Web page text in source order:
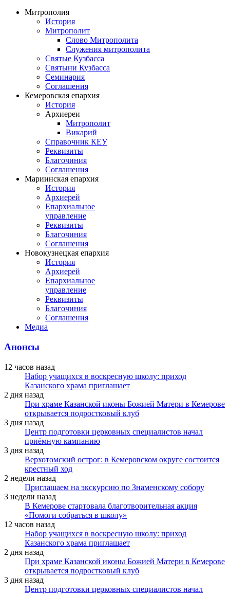
Митрополия
История
Митрополит
Слово Митрополита
Служения митрополита
Святые Кузбасса
Святыни Кузбасса
Семинария
Соглашения
Кемеровская епархия
История
Архиереи
Митрополит
Викарий
Справочник КЕУ
Реквизиты
Благочиния
Соглашения
Мариинская епархия
История
Архиерей
Епархиальное
управление
Реквизиты
Благочиния
Соглашения
Новокузнецкая епархия
История
Архиерей
Епархиальное
управление
Реквизиты
Благочиния
Соглашения
Медиа
Анонсы
12 часов назад
Набор учащихся в воскресную школу: приход
Казанского храма приглашает
2 дня назад
При храме Казанской иконы Божией Матери в Кемерове
открывается подростковый клуб
3 дня назад
Центр подготовки церковных специалистов начал
приёмную кампанию
3 дня назад
Верхотомский острог: в Кемеровском округе состоится
крестный ход
2 недели назад
Приглашаем на экскурсию по Знаменскому собору
3 недели назад
В Кемерове стартовала благотворительная акция
«Помоги собраться в школу»
12 часов назад
Набор учащихся в воскресную школу: приход
Казанского храма приглашает
2 дня назад
При храме Казанской иконы Божией Матери в Кемерове
открывается подростковый клуб
3 дня назад
Центр подготовки церковных специалистов начал